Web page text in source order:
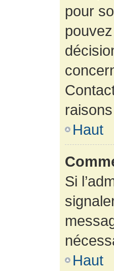
pour
Haut
Si
Haut